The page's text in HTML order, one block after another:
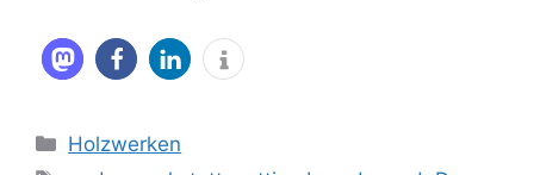
Kategorien
Holzwerken